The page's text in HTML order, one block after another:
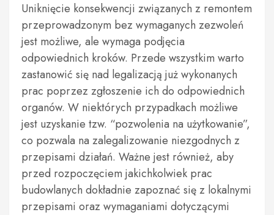
Uniknięcie konsekwencji związanych z remontem
przeprowadzonym bez wymaganych zezwoleń
jest możliwe, ale wymaga podjęcia
odpowiednich kroków. Przede wszystkim warto
zastanowić się nad legalizacją już wykonanych
prac poprzez zgłoszenie ich do odpowiednich
organów. W niektórych przypadkach możliwe
jest uzyskanie tzw. “pozwolenia na użytkowanie”,
co pozwala na zalegalizowanie niezgodnych z
przepisami działań. Ważne jest również, aby
przed rozpoczęciem jakichkolwiek prac
budowlanych dokładnie zapoznać się z lokalnymi
przepisami oraz wymaganiami dotyczącymi